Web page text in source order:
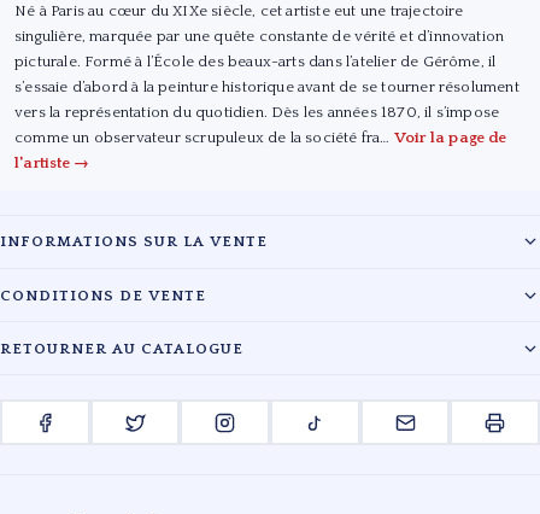
Né à Paris au cœur du XIXe siècle, cet artiste eut une trajectoire
singulière, marquée par une quête constante de vérité et d’innovation
picturale. Formé à l’École des beaux-arts dans l’atelier de Gérôme, il
s’essaie d’abord à la peinture historique avant de se tourner résolument
vers la représentation du quotidien. Dès les années 1870, il s’impose
comme un observateur scrupuleux de la société fra… Voir la page de
l'artiste →
INFORMATIONS SUR LA VENTE
ENCHÉRIR EN LIGNE
CONDITIONS DE VENTE
Pour toute information complémentaire, veuillez contacter le cabinet.
RETOURNER AU CATALOGUE